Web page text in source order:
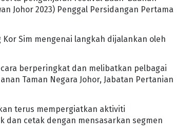
Johor 2023) Penggal Persidangan Pertama
Sim mengenai langkah dijalankan oleh
berperingkat dan melibatkan pelbagai
Taman Negara Johor, Jabatan Pertanian
terus mempergiatkan aktiviti
dan cetak dengan mensasarkan segmen